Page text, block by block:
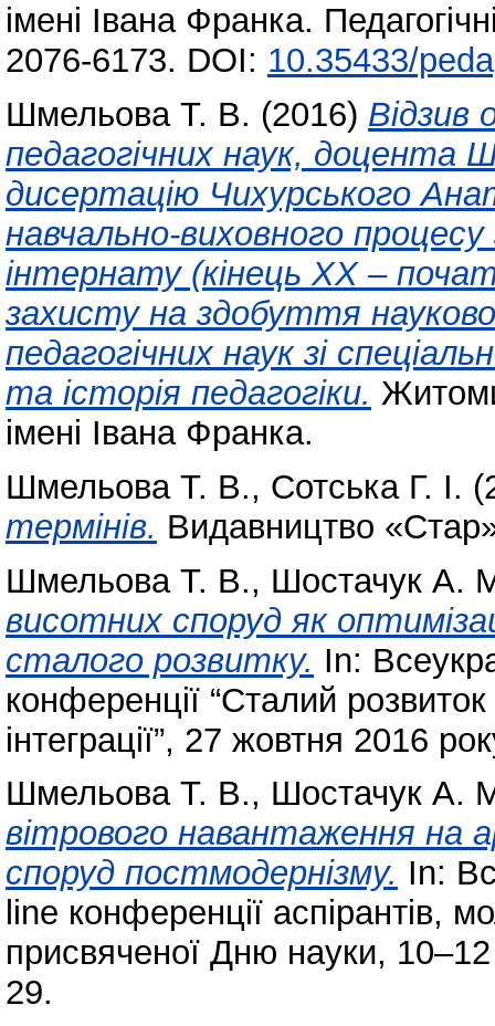
імені Івана Франка.
2076-6173. DOI: 10.35433/
Шмельова Т. В. (2016) Відзив
педагогічних наук, доцента
дисертацію Чихурського
навчально-виховного
інтернату (кінець ХХ –
захисту на здобуття
педагогічних наук зі
та історія педагогіки.
імені Івана Франка.
Шмельова Т. В., Сотська Г. І.
термінів. Видавництво
Шмельова Т. В., Шостачук А.
висотних споруд як
сталого розвитку. In:
конференції “Сталий
інтеграції”, 27 жовтня 2016
Шмельова Т. В., Шостачук А.
вітрового навантаження на
споруд постмодернізму. In:
line конференції аспірантів,
присвяченої Дню науки,
29.